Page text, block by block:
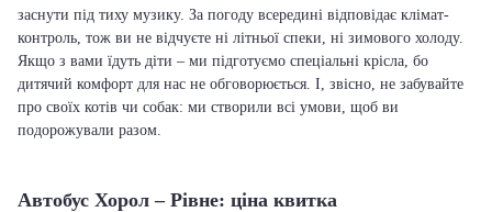
заснути під тиху музику. За погоду всередині відповідає клімат-
контроль, тож ви не відчуєте ні літньої спеки, ні зимового холоду.
Якщо з вами їдуть діти – ми підготуємо спеціальні крісла, бо
дитячий комфорт для нас не обговорюється. І, звісно, не забувайте
про своїх котів чи собак: ми створили всі умови, щоб ви
подорожували разом.
Автобус Хорол – Рівне: ціна квитка